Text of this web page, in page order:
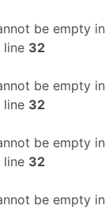
be empty in
line 32
be empty in
line 32
be empty in
line 32
be empty in